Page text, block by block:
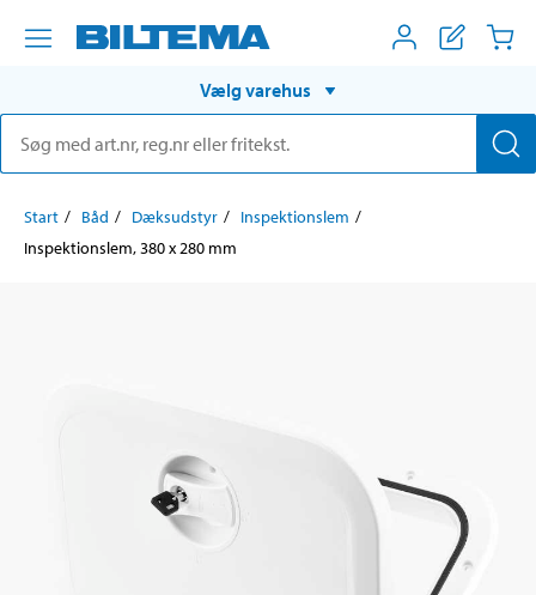
Vælg varehus
Start Båd Dæksudstyr
Inspektionslem
Inspektionslem, 380 x 280 mm